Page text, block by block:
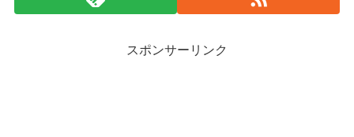
スポンサーリンク